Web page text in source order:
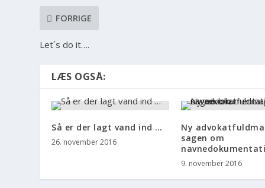
FORRIGE
Let´s do it….
LÆS OGSÅ:
Så er der lagt vand ind …
26. november 2016
Ny
sagen om
9. november 2016